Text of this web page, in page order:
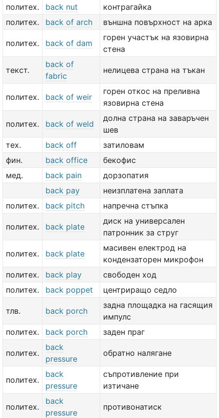
политех. back nut
контрагайка
политех.
back of arch външна повърхност на арка
политех. back of dam
горен участък на язовирна
стена
текст.
back of
fabric
нелицева страна на тъкан
политех. back of weir
горен откос на преливна
язовирна стена
политех. back of weld
долна страна на заваръчен
шев
тех.
back off
затиловам
фин.
back office
бекофис
мед.
back pain
дорзопатия
back pay
неизплатена заплата
политех.
back pitch напречна стъпка
политех. back plate
диск на универсален
патронник за струг
политех. back plate
масивен електрод на
кондензаторен микрофон
политех.
back play
свободен ход
политех.
back poppet центриращо седло
тлв. back porch
задна площадка на гасящия
импулс
политех.
back porch заден праг
политех.
back
pressure
обратно налягане
политех.
back
pressure
съпротивление при
изтичане
политех.
back
pressure
противонатиск